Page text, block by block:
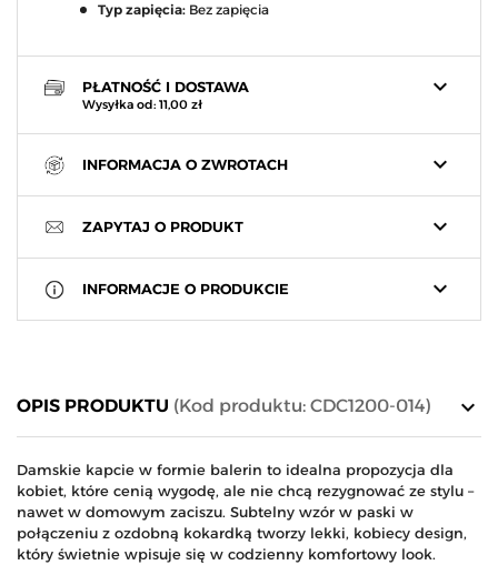
Typ zapięcia: Bez zapięcia
keyboard_arrow_down
PŁATNOŚĆ I DOSTAWA
Wysyłka od: 11,00 zł
keyboard_arrow_down
INFORMACJA O ZWROTACH
keyboard_arrow_down
ZAPYTAJ O PRODUKT
keyboard_arrow_down
INFORMACJE O PRODUKCIE
keyboard_arrow_down
OPIS PRODUKTU (Kod produktu: CDC1200-014)
Damskie kapcie w formie balerin to idealna propozycja dla
kobiet, które cenią wygodę, ale nie chcą rezygnować ze stylu –
nawet w domowym zaciszu. Subtelny wzór w paski w
połączeniu z ozdobną kokardką tworzy lekki, kobiecy design,
który świetnie wpisuje się w codzienny komfortowy look.